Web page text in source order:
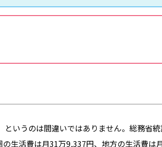
いうのは間違いではありません。総務省
生活費は月31万9,337円、地方の生活費は